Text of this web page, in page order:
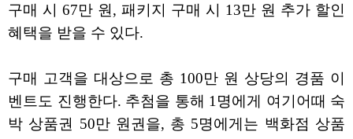
구매 시 67만 원, 패키지 구매 시 13만 원 추가 할인
혜택을 받을 수 있다.
구매 고객을 대상으로 총 100만 원 상당의 경품 이
벤트도 진행한다. 추첨을 통해 1명에게 여기어때 숙
박 상품권 50만 원권을, 총 5명에게는 백화점 상품